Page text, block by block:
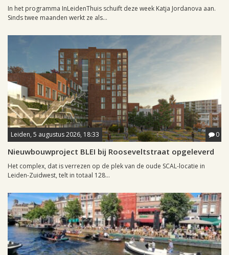
In het programma InLeidenThuis schuift deze week Katja Jordanova aan.
Sinds twee maanden werkt ze als...
Leiden, 5 augustus 2026, 18:33 0
Nieuwbouwproject BLEI bij Rooseveltstraat opgeleverd
Het complex, dat is verrezen op de plek van de oude SCAL-locatie in
Leiden-Zuidwest, telt in totaal 128...